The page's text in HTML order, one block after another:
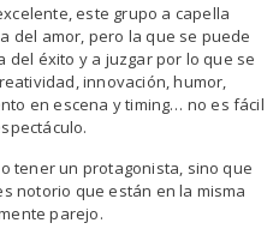
este grupo a capella
del amor, pero la que se puede
éxito y a juzgar por lo que se
innovación, humor,
en escena y timing… no es fácil
tener un protagonista, sino que
notorio que están en la misma
parejo.